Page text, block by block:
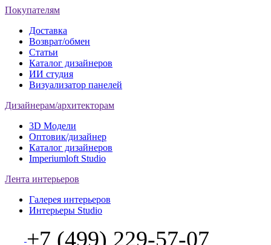
Покупателям
Доставка
Возврат/обмен
Статьи
Каталог дизайнеров
ИИ студия
Визуализатор панелей
Дизайнерам/архитекторам
3D Модели
Оптовик/дизайнер
Каталог дизайнеров
Imperiumloft Studio
Лента интерьеров
Галерея интерьеров
Интерьеры Studio
+7 (499) 229-57-07